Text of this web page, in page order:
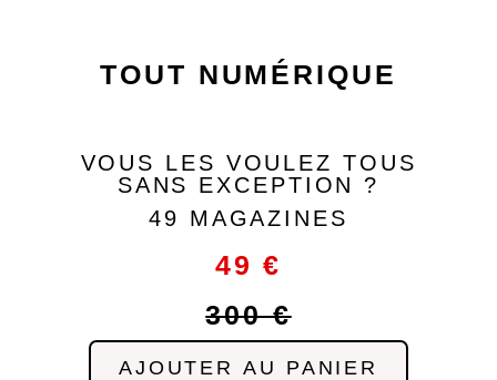
TOUT NUMÉRIQUE
VOUS LES VOULEZ TOUS
SANS EXCEPTION ?
49 MAGAZINES
49 €
300 €
AJOUTER AU PANIER